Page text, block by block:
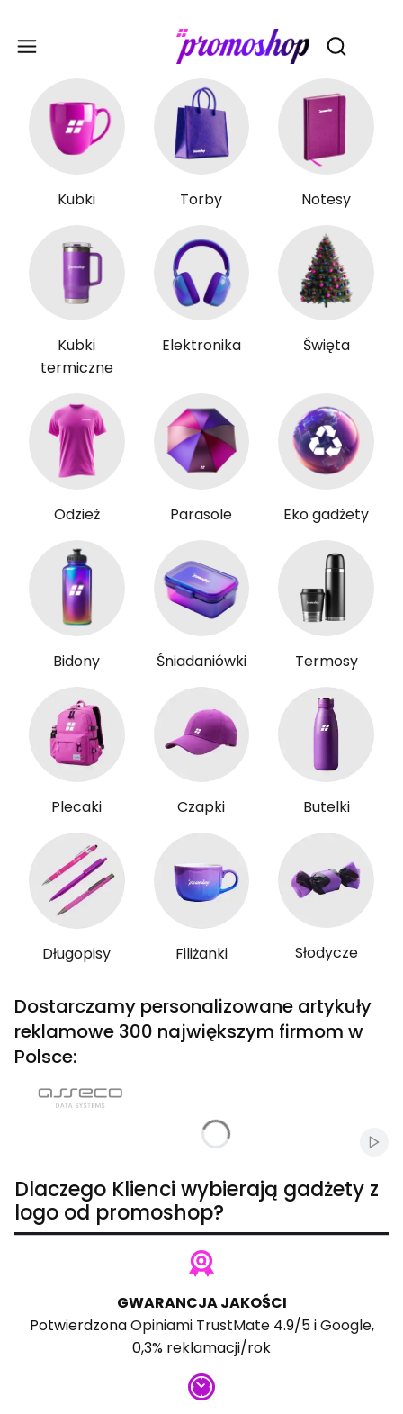
Otwórz
Kubki Torby Notesy
Kubki
termiczne
Elektronika Święta
Odzież Parasole Eko gadżety
Bidony Śniadaniówki Termosy
Plecaki Czapki Butelki
Długopisy Filiżanki Słodycze
Dostarczamy personalizowane artykuły
reklamowe 300 największym firmom w
Polsce:
Dlaczego Klienci wybierają gadżety z
logo od promoshop?
GWARANCJA JAKOŚCI
PotwierdzonaOpiniami TrustMate4.9/5 iGoogle,
0,3% reklamacji/rok